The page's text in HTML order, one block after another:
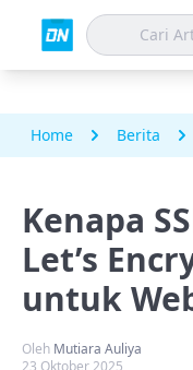
Home Berita
Kenapa
Let’s
untuk
Oleh Mutiara Auliya
23 Oktober 2025